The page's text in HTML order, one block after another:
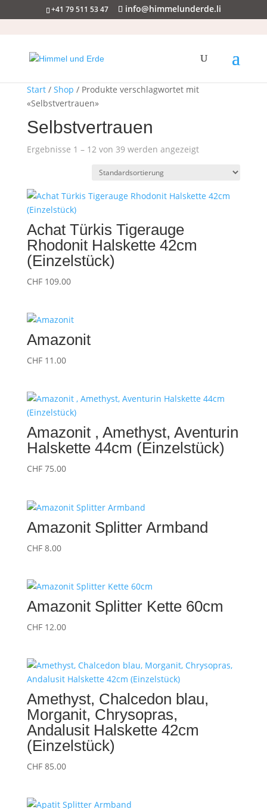
+41 79 511 53 47 info@himmelunderde.li
Start/ Shop / Produkte verschlagwortet mit
«Selbstvertrauen»
Selbstvertrauen
Ergebnisse 1 – 12 von 39 werden angezeigt
Achat Türkis Tigerauge
Rhodonit Halskette 42cm
(Einzelstück)
CHF109.00
Amazonit
CHF11.00
Amazonit , Amethyst, Aventurin
Halskette 44cm (Einzelstück)
CHF75.00
Amazonit Splitter Armband
CHF8.00
Amazonit Splitter Kette 60cm
CHF12.00
Amethyst, Chalcedon blau,
Morganit, Chrysopras,
Andalusit Halskette 42cm
(Einzelstück)
CHF85.00